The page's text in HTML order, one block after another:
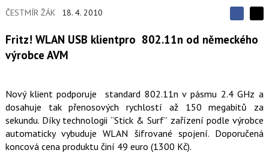
ČESTMÍR ŽÁK 18. 4. 2010
S
d
t
S
í
n
F
a
e
í
n
a
s
í
t
Fritz! WLAN USB klientpro 802.11n od německého
výrobce AVM
Nový klient podporuje standard 802.11n v pásmu 2.4 GHz a
dosahuje tak přenosových rychlostí až 150 megabitů za
sekundu. Díky technologii “Stick & Surf” zařízení podle výrobce
automaticky vybuduje WLAN šifrované spojení. Doporučená
koncová cena produktu činí 49 euro (1300 Kč).